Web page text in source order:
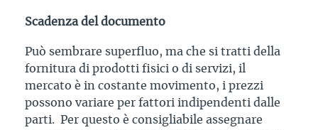
Scadenza del documento
Può sembrare superfluo, ma che si tratti della
fornitura di prodotti fisici o di servizi, il
mercato è in costante movimento, i prezzi
possono variare per fattori indipendenti dalle
parti. Per questo è consigliabile assegnare